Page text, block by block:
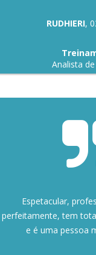
RUDHIERI,
Analista
Espetacular,
perfeitamente, tem
e é uma pessoa